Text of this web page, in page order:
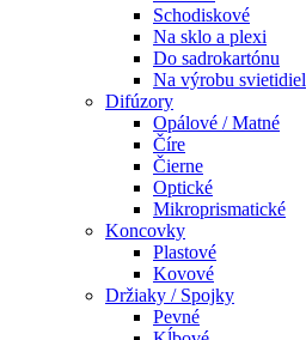
Schodiskové
Na sklo a plexi
Do sadrokartónu
Na výrobu svietidiel
Difúzory
Opálové / Matné
Číre
Čierne
Optické
Mikroprismatické
Koncovky
Plastové
Kovové
Držiaky / Spojky
Pevné